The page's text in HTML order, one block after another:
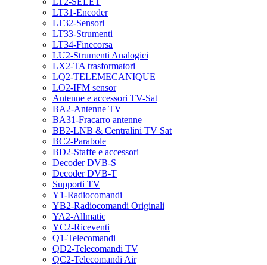
LT31-Encoder
LT32-Sensori
LT33-Strumenti
LT34-Finecorsa
LU2-Strumenti Analogici
LX2-TA trasformatori
LQ2-TELEMECANIQUE
LO2-IFM sensor
Antenne e accessori TV-Sat
BA2-Antenne TV
BA31-Fracarro antenne
BB2-LNB & Centralini TV Sat
BC2-Parabole
BD2-Staffe e accessori
Decoder DVB-S
Decoder DVB-T
Supporti TV
Y1-Radiocomandi
YB2-Radiocomandi Originali
YA2-Allmatic
YC2-Riceventi
Q1-Telecomandi
QD2-Telecomandi TV
QC2-Telecomandi Air